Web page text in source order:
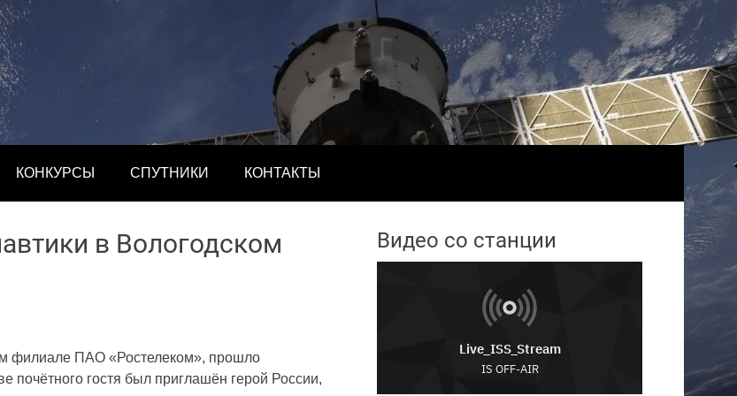
КОНКУРСЫ СПУТНИКИ КОНТАКТЫ
в Вологодском
филиале ПАО «Ростелеком», прошло
почётного гостя был приглашён герой России,
Видео со станции